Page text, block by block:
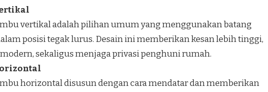
vertikal adalah pilihan umum yang menggunakan batang
posisi tegak lurus. Desain ini memberikan kesan lebih tinggi,
sekaligus menjaga privasi penghuni rumah.
horizontal disusun dengan cara mendatar dan memberikan